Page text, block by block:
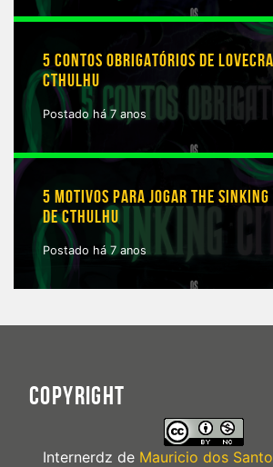
5 CONTOS OBRIGATÓRIOS DE
CTHULHU
Postado há 7 anos
5 MOTIVOS PARA JOGAR THE
DE CTHULHU
Postado há 7 anos
COPYRIGHT
Internerdz de Mauricio dos